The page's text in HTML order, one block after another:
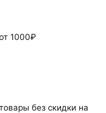
1000₽
без скидки на